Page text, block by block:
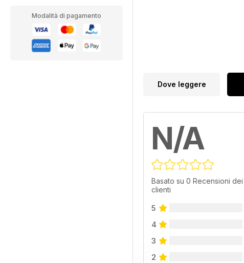
Modalità di pagamento
Dove leggere
N/A
Basato su 0 Recensioni dei
clienti
5
4
3
2